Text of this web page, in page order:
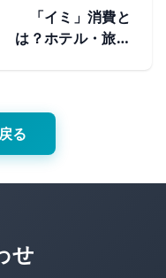
「イミ」消費と
は？ホテル・旅館
る
せ